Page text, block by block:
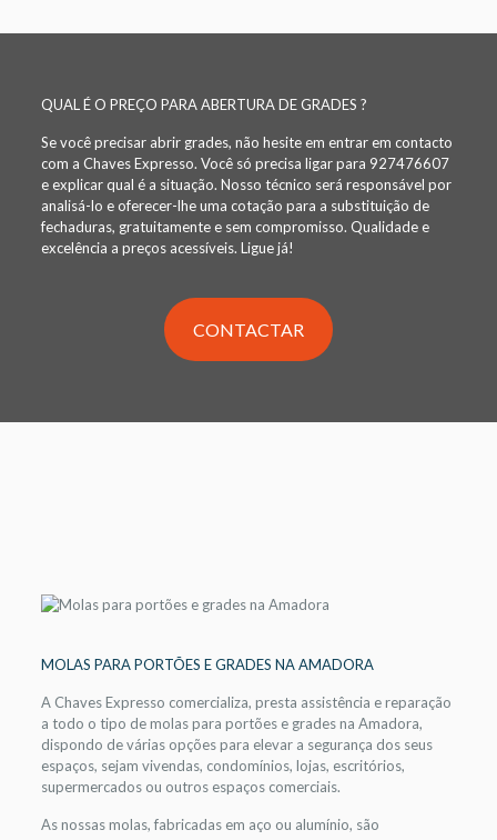
QUAL É O PREÇO PARA ABERTURA DE GRADES ?
Se você precisar abrir grades, não hesite em entrar em contacto
com a Chaves Expresso. Você só precisa ligar para 927476607
e explicar qual é a situação. Nosso técnico será responsável por
analisá-lo e oferecer-lhe uma cotação para a substituição de
fechaduras, gratuitamente e sem compromisso. Qualidade e
excelência a preços acessíveis. Ligue já!
CONTACTAR
MOLAS PARA PORTÕES E GRADES NA AMADORA
A Chaves Expresso comercializa, presta assistência e reparação
a todo o tipo de molas para portões e grades na Amadora,
dispondo de várias opções para elevar a segurança dos seus
espaços, sejam vivendas, condomínios, lojas, escritórios,
supermercados ou outros espaços comerciais.
As nossas molas, fabricadas em aço ou alumínio, são